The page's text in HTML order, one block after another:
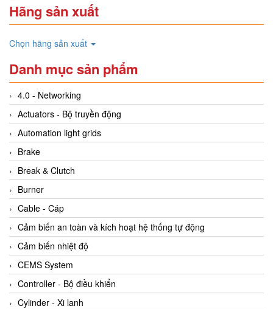
Hãng sản xuất
Chọn hãng sản xuất
Danh mục sản phẩm
4.0 - Networking
Actuators - Bộ truyền động
Automation light grids
Brake
Break & Clutch
Burner
Cable - Cáp
Cảm biến an toàn và kích hoạt hệ thống tự động
Cảm biến nhiệt độ
CEMS System
Controller - Bộ điều khiển
Cylinder - Xi lanh